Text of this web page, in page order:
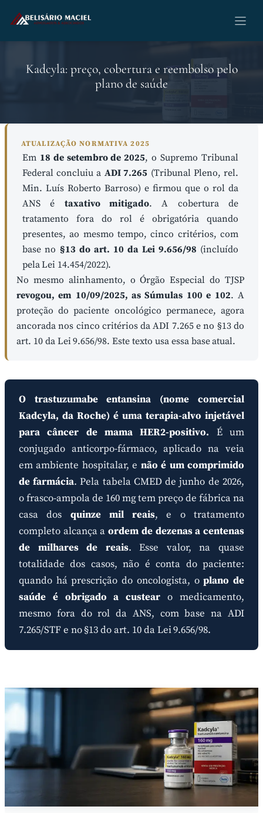
para
o
conteúdo
Kadcyla: preço, cobertura e reembolso pelo
plano de saúde
ATUALIZAÇÃO NORMATIVA 2025
Em 18 de setembro de 2025, o Supremo Tribunal
Federal concluiu a ADI 7.265 (Tribunal Pleno, rel.
Min. Luís Roberto Barroso) e firmou que o rol da
ANS é taxativo mitigado. A cobertura de
tratamento fora do rol é obrigatória quando
presentes, ao mesmo tempo, cinco critérios, com
base no§13 do art. 10 da Lei 9.656/98 (incluído
pela Lei 14.454/2022).
No mesmo alinhamento, o Órgão Especial do TJSP
revogou, em 10/09/2025, as Súmulas 100 e 102. A
proteção do paciente oncológico permanece, agora
ancorada nos cinco critérios da ADI 7.265 e no §13 do
art. 10 da Lei 9.656/98. Este texto usa essa base atual.
O trastuzumabe entansina (nome comercial
Kadcyla, da Roche) é uma terapia-alvo injetável
para câncer de mama HER2-positivo. É um
conjugado anticorpo-fármaco, aplicado na veia
em ambiente hospitalar, e não é um comprimido
de farmácia. Pela tabela CMED de junho de 2026,
o frasco-ampola de 160 mg tem preço de fábrica na
casa dos quinze mil reais, e o tratamento
completo alcança aordem de dezenas a centenas
de milhares de reais. Esse valor, na quase
totalidade dos casos, não é conta do paciente:
quando há prescrição do oncologista, oplano de
saúde é obrigado a custear o medicamento,
mesmo fora do rol da ANS, com base na ADI
7.265/STF e no §13 do art. 10 da Lei 9.656/98.